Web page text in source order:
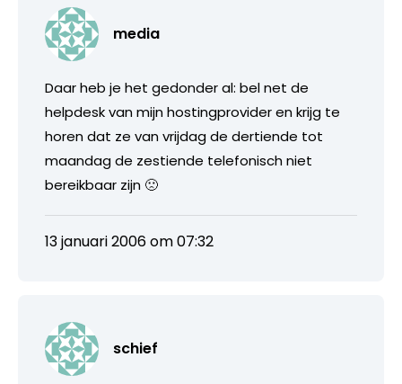
media
Daar heb je het gedonder al: bel net de
helpdesk van mijn hostingprovider en krijg te
horen dat ze van vrijdag de dertiende tot
maandag de zestiende telefonisch niet
bereikbaar zijn 🙁
13 januari 2006 om 07:32
schief